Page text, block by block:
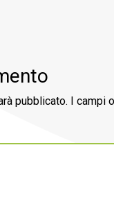
pubblicato. I campi